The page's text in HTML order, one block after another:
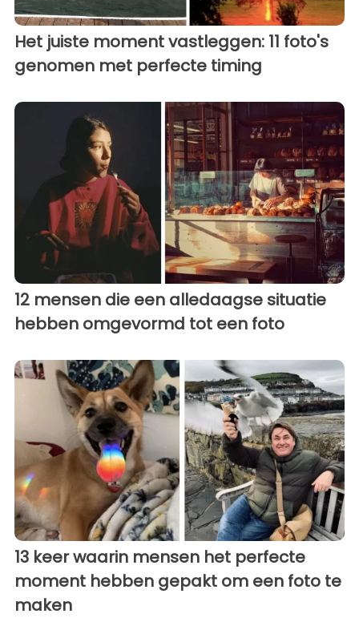
Het juiste moment vastleggen: 11 foto's
genomen met perfecte timing
12 mensen die een alledaagse situatie
hebben omgevormd tot een foto
13 keer waarin mensen het perfecte
moment hebben gepakt om een ​​foto te
maken